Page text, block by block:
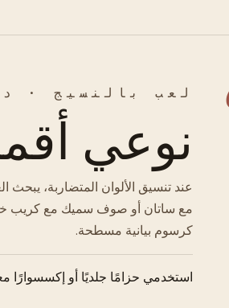
لعب بالنسيج ·
نوعي
عند تنسيق الألوان المتضاربة،
مع ساتان أو صوف سميك مع كريب
كرسوم بيانية مسطحة.
استخدمي حزامًا جلديًا أو إكسسوارًا